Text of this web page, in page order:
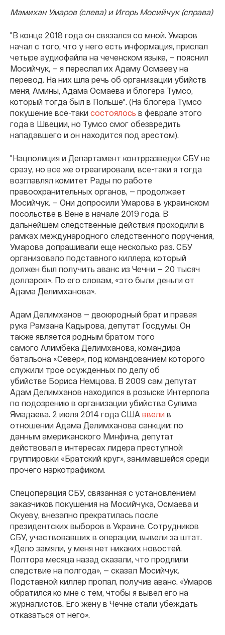
Мамихан Умаров (слева) и Игорь Мосийчук (справа)
"В конце 2018 года он связался со мной. Умаров
начал с того, что у него есть информация, прислал
четыре аудиофайла на чеченском языке, — пояснил
Мосийчук, — я переслал их Адаму Осмаеву на
перевод. На них шла речь об организации убийств
меня, Амины, Адама Осмаева и блогера Тумсо,
который тогда был в Польше". (На блогера Тумсо
покушение все-таки состоялось в феврале этого
года в Швеции, но Тумсо смог обезвредить
нападавшего и он находится под арестом).
"Нацполиция и Департамент контрразведки СБУ не
сразу, но все же отреагировали, все-таки я тогда
возглавлял комитет Рады по работе
правоохранительных органов, — продолжает
Мосийчук. — Они допросили Умарова в украинском
посольстве в Вене в начале 2019 года. В
дальнейшем следственные действия проходили в
рамках международного следственного поручения,
Умарова допрашивали еще несколько раз. СБУ
организовало подставного киллера, который
должен был получить аванс из Чечни — 20 тысяч
долларов». По его словам, «это были деньги от
Адама Делимханова».
Адам Делимханов — двоюродный брат и правая
рука Рамзана Кадырова, депутат Госдумы. Он
также является родным братом того
самого Алимбека Делимханова, командира
батальона «Север», под командованием которого
служили трое осужденных по делу об
убийстве Бориса Немцова. В 2009 сам депутат
Адам Делимханов находился в розыске Интерпола
по подозрению в организации убийства Сулима
Ямадаева. 2 июля 2014 года США ввели в
отношении Адама Делимханова санкции: по
данным американского Минфина, депутат
действовал в интересах лидера преступной
группировки «Братский круг», занимавшейся среди
прочего наркотрафиком.
Спецоперация СБУ, связанная с установлением
заказчиков покушения на Мосийчука, Осмаева и
Окуеву, внезапно прекратилась после
президентских выборов в Украине. Сотрудников
СБУ, участвовавших в операции, вывели за штат.
«Дело замяли, у меня нет никаких новостей.
Полтора месяца назад сказали, что продлили
следствие на полгода», — сказал Мосийчук.
Подставной киллер пропал, получив аванс. «Умаров
обратился ко мне с тем, чтобы я вывел его на
журналистов. Его жену в Чечне стали убеждать
отказаться от него».